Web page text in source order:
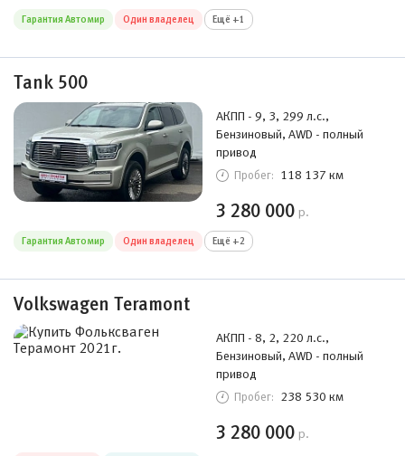
Гарантия Автомир Один владелец Ещё +1
Tank 500
АКПП - 9, 3, 299 л.с.,
Бензиновый, AWD - полный
привод
Пробег: 118 137 км
3 280 000 р.
Гарантия Автомир Один владелец Ещё +2
Volkswagen Teramont
АКПП - 8, 2, 220 л.с.,
Бензиновый, AWD - полный
привод
Пробег: 238 530 км
3 280 000 р.